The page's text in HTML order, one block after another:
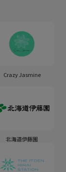
Crazy Jasmine
北海道伊藤園